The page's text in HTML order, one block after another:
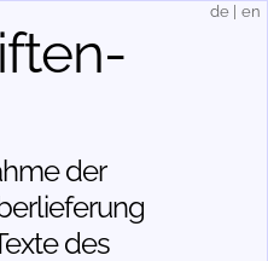
der
des
de en